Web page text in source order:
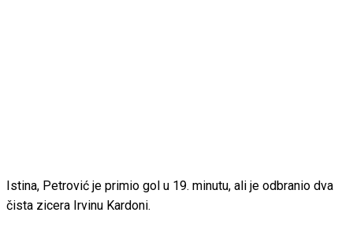
Istina, Petrović je primio gol u 19. minutu, ali je odbranio dva
čista zicera Irvinu Kardoni.